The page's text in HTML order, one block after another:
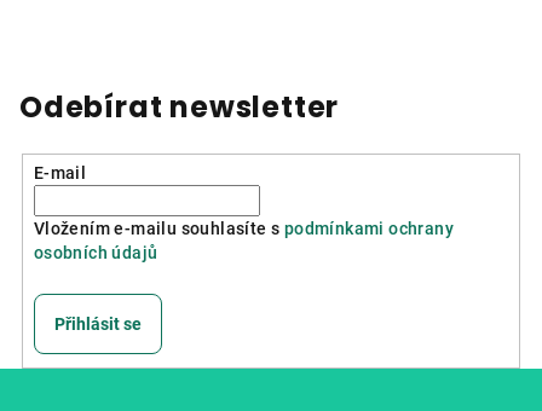
Odebírat newsletter
E-mail
Vložením e-mailu souhlasíte s podmínkami ochrany
osobních údajů
Přihlásit se